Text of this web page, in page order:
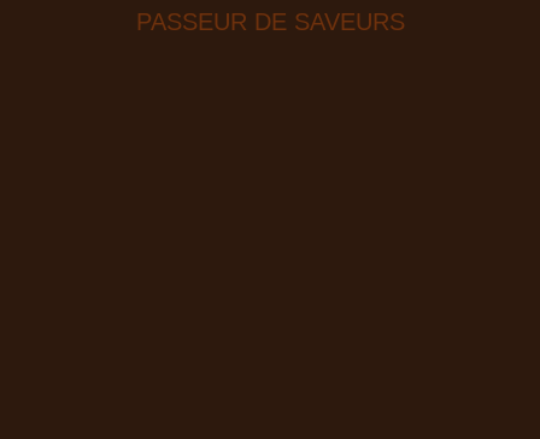
PASSEUR DE SAVEURS